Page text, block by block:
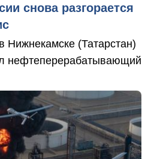
снова разгорается
Нижнекамске (Татарстан)
нефтеперерабатывающий